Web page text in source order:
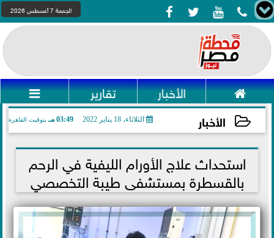
    الجمعة 7 أغسطس 2026
 الأخبار تقارير 
الأخبار الثلاثاء، 18 يناير 2022 03:49 مـ بتوقيت القاهرة
2022-01-18 15:49:56استحداث علاج الأورام الليفية في الرحم
بالقسطرة بمستشفى طيبة التخصصي